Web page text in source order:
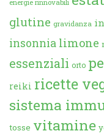
energie rinnovabili
glutine gravidanza
insonnia limone
essenziali orto
reiki ricette
sistema
tosse vitamine